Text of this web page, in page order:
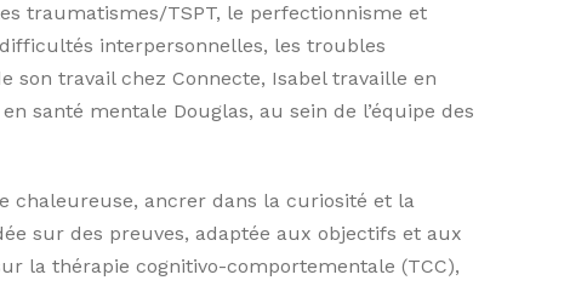
traumatismes/TSPT, le perfectionnisme et
interpersonnelles, les troubles
son travail chez Connecte, Isabel travaille en
santé mentale Douglas, au sein de l’équipe des
chaleureuse, ancrer dans la curiosité et la
sur des preuves, adaptée aux objectifs et aux
la thérapie cognitivo-comportementale (TCC),